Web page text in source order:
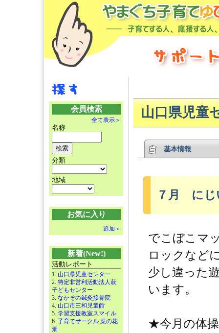
会員検索
全て表示＞
名称
分類
地域
お気に入り
追加＜
新着(New!)
活動レポート
1. 山口県児童センター
2. 特定非営利活動法人萩
子どもセンター
3. なかぞの鍼灸接骨院
4. 山口市三和児童館
5. 学習支援教室スマイル
6. 子育てサークル 菜の花
畑
山口県児童
基本情報
７月 にじ
でこぼこマ
ロックなど
少し違った
います。
★今月の体